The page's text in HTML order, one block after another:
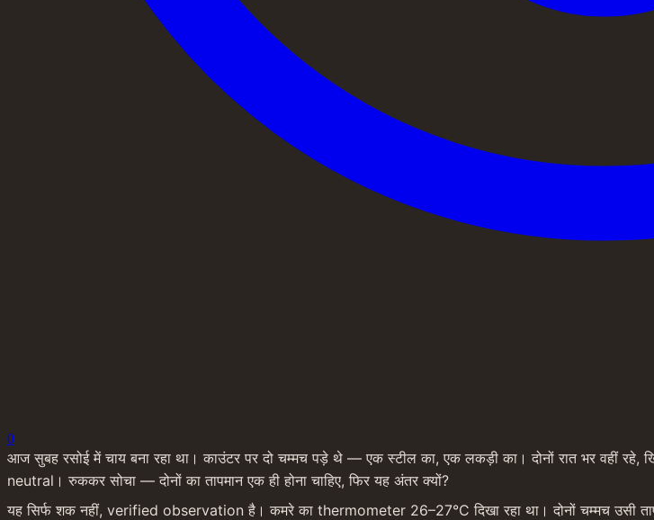
0
आज सुबह रसोई में चाय बना रहा था। काउंटर पर दो चम्मच पड़े थे — एक स्टील का, एक लकड़ी का। दोनों रात भर वहीं रहे,
neutral। रुककर सोचा — दोनों का तापमान एक ही होना चाहिए, फिर यह अंतर क्यों?
यह सिर्फ शक नहीं, verified observation है। कमरे का thermometer 26–27°C दिखा रहा था। दोनों चम्मच